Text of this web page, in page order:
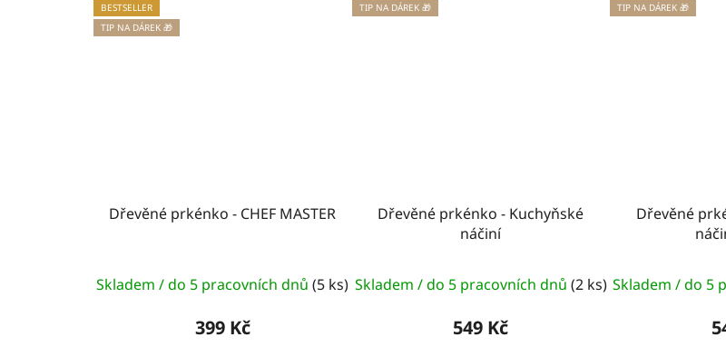
BESTSELLER
TIP NA DÁREK 🎁
Dřevěné prkénko - CHEF MASTER
Skladem / do 5 pracovních dnů(5 ks)
399 Kč
TIP NA DÁREK 🎁
Dřevěné prkénko - Kuchyňské
náčiní
Skladem / do 5 pracovních dnů (2 ks)
549 Kč
TIP NA DÁREK 🎁
Dřevěné
Skladem / do 5